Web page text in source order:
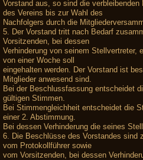
Vorstand aus, so sind die
des Vereins bis zur Wahl des
Nachfolgers durch die
5. Der Vorstand tritt nach Bedarf
Vorsitzenden, bei dessen
Verhinderung von seinem Stellvertreter,
von einer Woche soll
eingehalten werden. Der Vorstand ist
Mitglieder anwesend sind.
Bei der Beschlussfassung entscheidet
gültigen Stimmen.
Bei Stimmengleichheit entscheidet die
einer 2. Abstimmung.
Bei dessen Verhinderung die seines
6. Die Beschlüsse des Vorstandes sind
vom Protokollführer sowie
vom Vorsitzenden, bei dessen